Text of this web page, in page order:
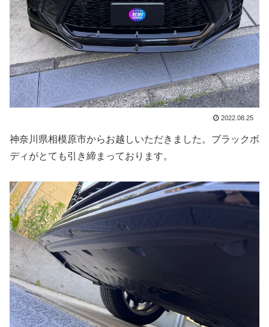
2022.08.25
神奈川県相模原市からお越しいただきました。ブラックボ
ディがとても引き締まっております。